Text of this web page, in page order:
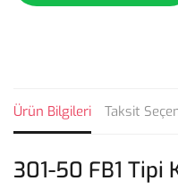
Ürün Bilgileri Taksit
301-50 FB1